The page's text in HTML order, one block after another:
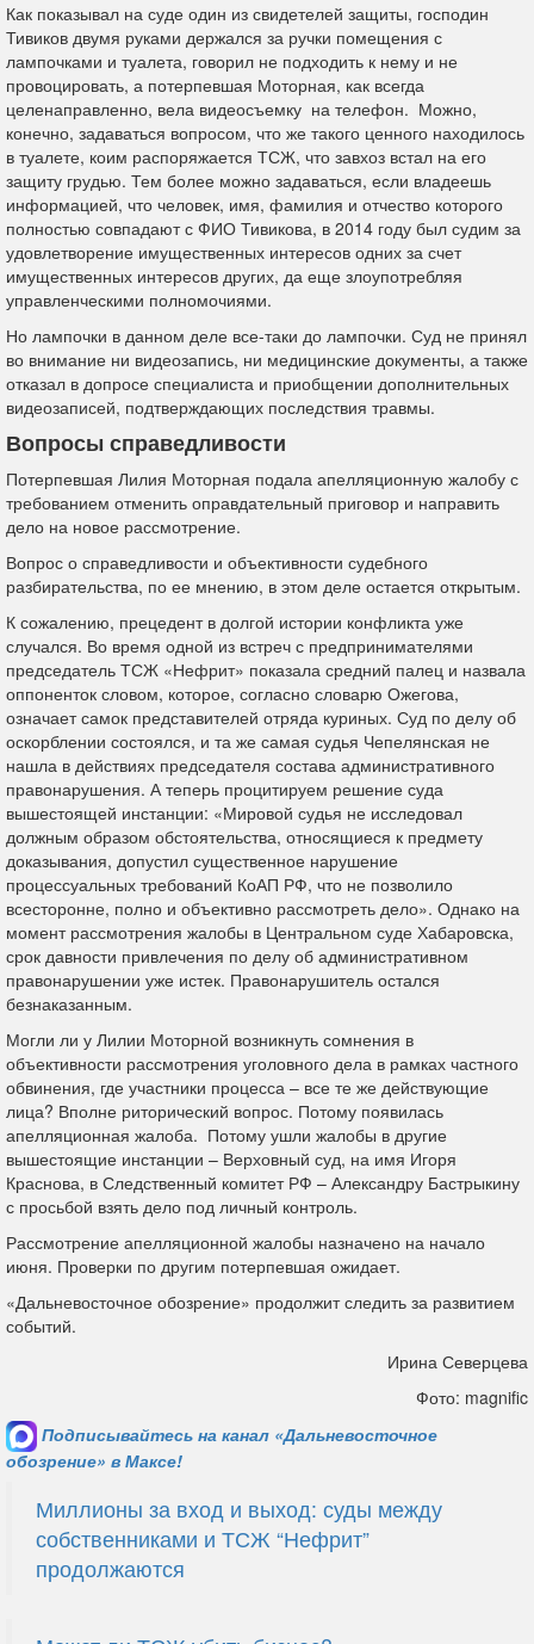
Как показывал на суде один из свидетелей защиты, господин
Тивиков двумя руками держался за ручки помещения с
лампочками и туалета, говорил не подходить к нему и не
провоцировать, а потерпевшая Моторная, как всегда
целенаправленно, вела видеосъемку на телефон. Можно,
конечно, задаваться вопросом, что же такого ценного находилось
в туалете, коим распоряжается ТСЖ, что завхоз встал на его
защиту грудью. Тем более можно задаваться, если владеешь
информацией, что человек, имя, фамилия и отчество которого
полностью совпадают с ФИО Тивикова, в 2014 году был судим за
удовлетворение имущественных интересов одних за счет
имущественных интересов других, да еще злоупотребляя
управленческими полномочиями.
Но лампочки в данном деле все-таки до лампочки. Суд не принял
во внимание ни видеозапись, ни медицинские документы, а также
отказал в допросе специалиста и приобщении дополнительных
видеозаписей, подтверждающих последствия травмы.
Вопросы справедливости
Потерпевшая Лилия Моторная подала апелляционную жалобу с
требованием отменить оправдательный приговор и направить
дело на новое рассмотрение.
Вопрос о справедливости и объективности судебного
разбирательства, по ее мнению, в этом деле остается открытым.
К сожалению, прецедент в долгой истории конфликта уже
случался. Во время одной из встреч с предпринимателями
председатель ТСЖ «Нефрит» показала средний палец и назвала
оппоненток словом, которое, согласно словарю Ожегова,
означает самок представителей отряда куриных. Суд по делу об
оскорблении состоялся, и та же самая судья Чепелянская не
нашла в действиях председателя состава административного
правонарушения. А теперь процитируем решение суда
вышестоящей инстанции: «Мировой судья не исследовал
должным образом обстоятельства, относящиеся к предмету
доказывания, допустил существенное нарушение
процессуальных требований КоАП РФ, что не позволило
всесторонне, полно и объективно рассмотреть дело». Однако на
момент рассмотрения жалобы в Центральном суде Хабаровска,
срок давности привлечения по делу об административном
правонарушении уже истек. Правонарушитель остался
безнаказанным.
Могли ли у Лилии Моторной возникнуть сомнения в
объективности рассмотрения уголовного дела в рамках частного
обвинения, где участники процесса – все те же действующие
лица? Вполне риторический вопрос. Потому появилась
апелляционная жалоба. Потому ушли жалобы в другие
вышестоящие инстанции – Верховный суд, на имя Игоря
Краснова, в Следственный комитет РФ – Александру Бастрыкину
с просьбой взять дело под личный контроль.
Рассмотрение апелляционной жалобы назначено на начало
июня. Проверки по другим потерпевшая ожидает.
«Дальневосточное обозрение» продолжит следить за развитием
событий.
Ирина Северцева
Фото: magnific
Подписывайтесь на канал «Дальневосточное
обозрение» в Максе!
Миллионы за вход и выход: суды между
собственниками и ТСЖ “Нефрит”
продолжаются